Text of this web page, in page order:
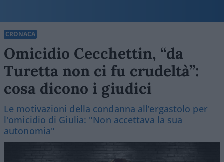
CRONACA
Omicidio Cecchettin, “da
Turetta non ci fu crudeltà”:
cosa dicono i giudici
Le motivazioni della condanna all’ergastolo per
l'omicidio di Giulia: "Non accettava la sua
autonomia"